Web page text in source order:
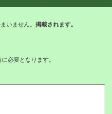
いません。 掲載されます。
必要となります。